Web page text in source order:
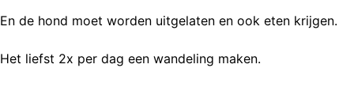
En de hond moet worden uitgelaten en ook eten krijgen.
Het liefst 2x per dag een wandeling maken.